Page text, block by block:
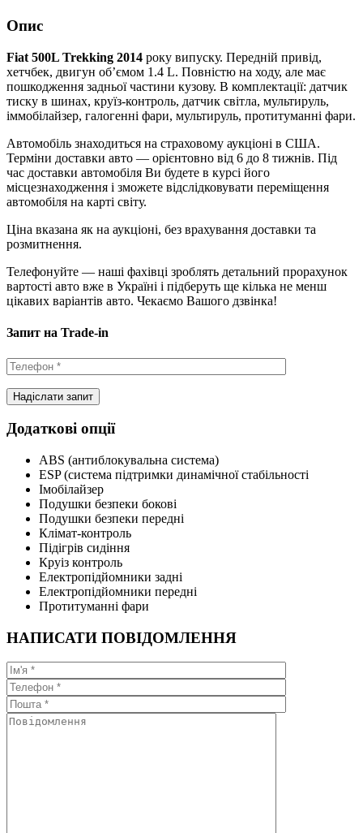
Опис
Fiat 500L Trekking 2014 року випуску. Передній привід,
хетчбек, двигун об’ємом 1.4 L. Повністю на ходу, але має
пошкодження задньої частини кузову. В комплектації: датчик
тиску в шинах, круїз-контроль, датчик світла, мультируль,
іммобілайзер, галогенні фари, мультируль, протитуманні фари.
Автомобіль знаходиться на страховому аукціоні в США.
Терміни доставки авто — орієнтовно від 6 до 8 тижнів. Під
час доставки автомобіля Ви будете в курсі його
місцезнаходження і зможете відслідковувати переміщення
автомобіля на карті світу.
Ціна вказана як на аукціоні, без врахування доставки та
розмитнення.
Телефонуйте — наші фахівці зроблять детальний прорахунок
вартості авто вже в Україні і підберуть ще кілька не менш
цікавих варіантів авто. Чекаємо Вашого дзвінка!
Запит на Trade-in
Додаткові опції
ABS (антиблокувальна система)
ESP (система підтримки динамічної стабільності
Імобілайзер
Подушки безпеки бокові
Подушки безпеки передні
Клімат-контроль
Підігрів сидіння
Круіз контроль
Електропідйомники задні
Електропідйомники передні
Протитуманні фари
НАПИСАТИ ПОВІДОМЛЕННЯ